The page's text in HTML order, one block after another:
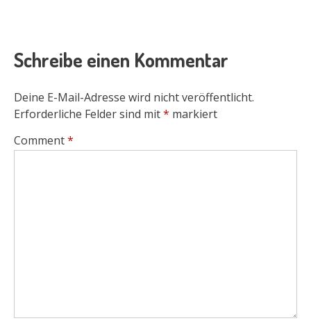
Schreibe einen Kommentar
Deine E-Mail-Adresse wird nicht veröffentlicht.
Erforderliche Felder sind mit* markiert
Comment*